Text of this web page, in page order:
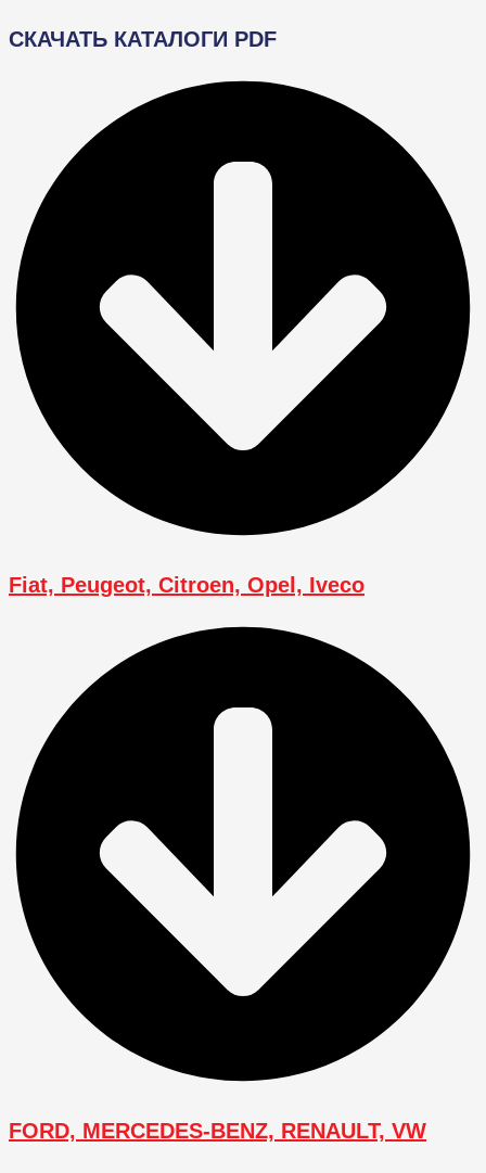
СКАЧАТЬ КАТАЛОГИ PDF
Fiat, Peugeot, Citroen, Opel, Iveco
FORD, MERCEDES-BENZ, RENAULT, VW